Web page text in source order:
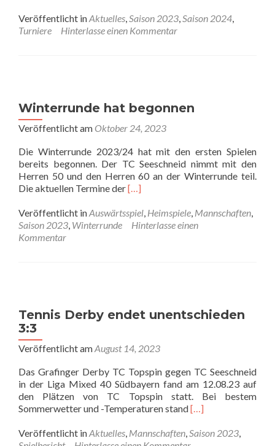
Veröffentlicht inAktuelles,Saison 2023,Saison 2024,
Turniere
Hinterlasse einen Kommentar
Winterrunde hat begonnen
Veröffentlicht am Oktober 24, 2023
Die Winterrunde 2023/24 hat mit den ersten Spielen
bereits begonnen. Der TC Seeschneid nimmt mit den
Herren 50 und den Herren 60 an der Winterrunde teil.
Die aktuellen Termine derRead
about
Winterrunde
[…]
Veröffentlicht inAuswärtsspiel, Heimspiele, Mannschaften,
Saison 2023, Winterrunde
Hinterlasse einen
Kommentar
Tennis Derby endet unentschieden
3:3
Veröffentlicht amAugust 14, 2023
Das Grafinger Derby TC Topspin gegen TC Seeschneid
in der Liga Mixed 40 Südbayern fand am 12.08.23 auf
den Plätzen von TC Topspin statt. Bei bestem
Sommerwetter und -Temperaturen standRead
about
[…]
Veröffentlicht inAktuelles, Mannschaften,Saison 2023,